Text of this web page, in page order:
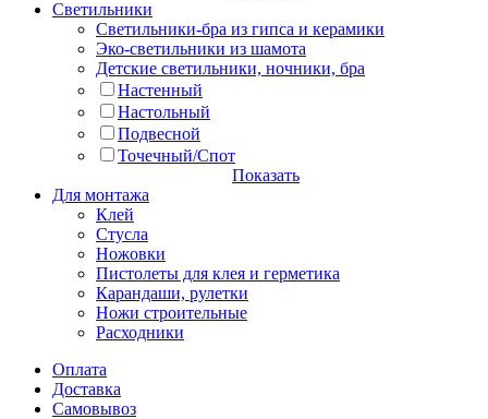
Светильники
Светильники-бра из гипса и керамики
Эко-светильники из шамота
Детские светильники, ночники, бра
Настенный
Настольный
Подвесной
Точечный/Спот
Показать
Для монтажа
Клей
Стусла
Ножовки
Пистолеты для клея и герметика
Карандаши, рулетки
Ножи строительные
Расходники
Оплата
Доставка
Самовывоз